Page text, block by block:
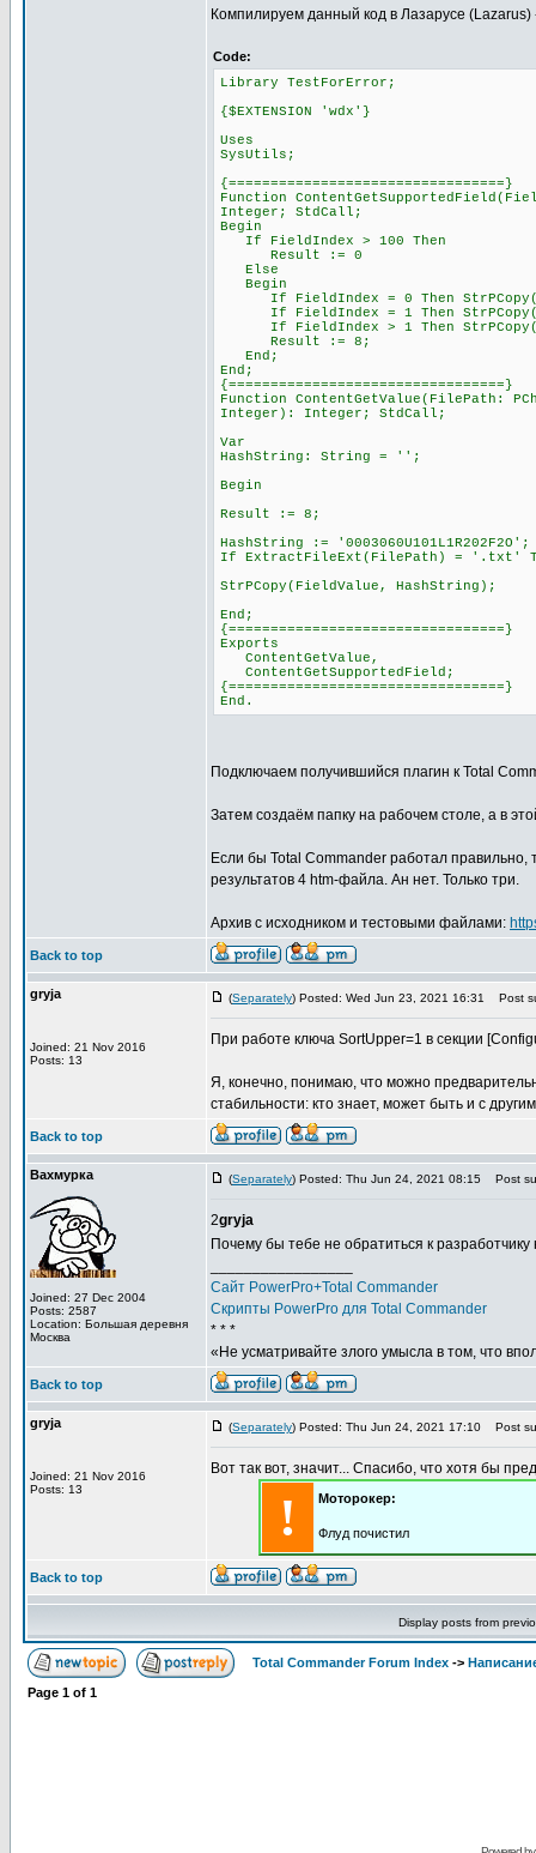
Компилируем данный код в Лазарусе (Lazarus)
Code:
Library TestForError;
{$EXTENSION 'wdx'}
Uses
SysUtils;
{=================================}
Function
Integer; StdCall;
Begin
If FieldIndex > 100 Then
Result := 0
Else
Begin
If FieldIndex = 0 Then
If FieldIndex = 1 Then
If FieldIndex > 1 Then
Result := 8;
End;
End;
{=================================}
Function ContentGetValue(FilePath:
Integer): Integer; StdCall;
Var
HashString: String = '';
Begin
Result := 8;
HashString := '0003060U101L1R202F2O';
If ExtractFileExt(FilePath) = '.txt'
StrPCopy(FieldValue, HashString);
End;
{=================================}
Exports
ContentGetValue,
ContentGetSupportedField;
{=================================}
End.
Подключаем получившийся плагин к Total
Затем создаём папку на рабочем столе, а в
Если бы Total Commander работал правильно,
результатов 4 htm-файла. Ан нет. Только три.
Архив с исходником и тестовыми файлами:
Back to top
gryja
Joined: 21 Nov 2016
Posts: 13
(Separately) Posted: Wed Jun 23, 2021 16:31 Post
При работе ключа SortUpper=1 в секции
Я, конечно, понимаю, что можно
стабильности: кто знает, может быть и с
Back to top
Вахмурка
Joined: 27 Dec 2004
Posts: 2587
Location: Большая деревня
Москва
(Separately) Posted: Thu Jun 24, 2021 08:15 Post
2gryja
Почему бы тебе не обратиться к
Сайт PowerPro+Total Commander
Скрипты PowerPro для Total Commander
* * *
«Не усматривайте злого умысла в том, что
Back to top
gryja
Joined: 21 Nov 2016
Posts: 13
(Separately) Posted: Thu Jun 24, 2021 17:10 Post
Вот так вот, значит... Спасибо, что хотя бы
! Моторокер:
Флуд почистил
Back to top
Display posts from
Total Commander Forum Index ->
Page 1 of 1